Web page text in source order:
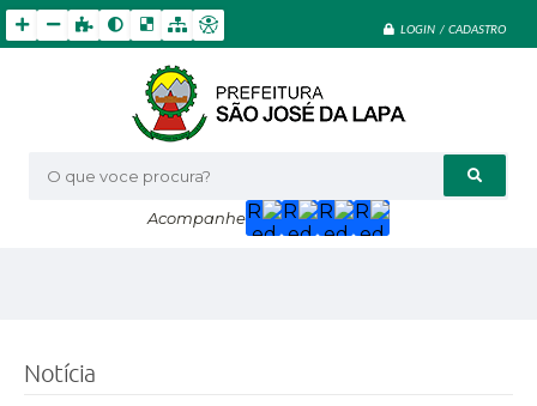
LOGIN / CADASTRO
O que voce procura?
Acompanhe
Notícia